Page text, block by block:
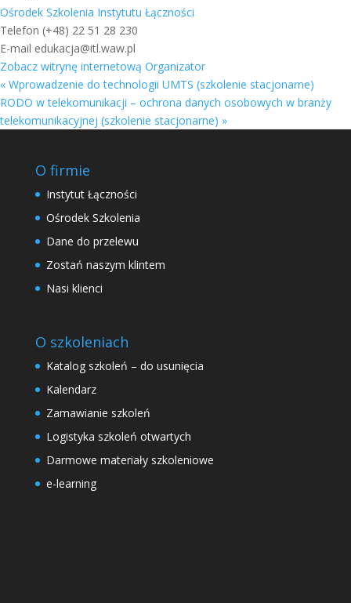
Ośrodek Szkolenia Instytutu Łączności
Telefon (+48) 22 51 28 230
E-mail edukacja@itl.waw.pl
Zobacz witrynę internetową Organizator
« Wprowadzenie do technologii UMTS (szkolenie stacjonarne)
RODO w telekomunikacji – ochrona danych osobowych w branży
telekomunikacyjnej (szkolenie stacjonarne) »
O firmie
Instytut Łączności
Ośrodek Szkolenia
Dane do przelewu
Zostań naszym klintem
Nasi klienci
O szkoleniach
Katalog szkoleń – do usunięcia
Kalendarz
Zamawianie szkoleń
Logistyka szkoleń otwartych
Darmowe materiały szkoleniowe
e-learning